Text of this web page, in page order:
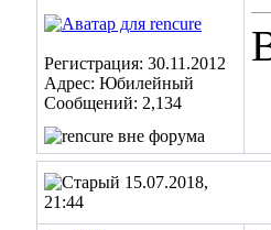
Регистрация: 30.11.2012
Адрес: Юбилейный
Сообщений: 2,134
15.07.2018,
21:44